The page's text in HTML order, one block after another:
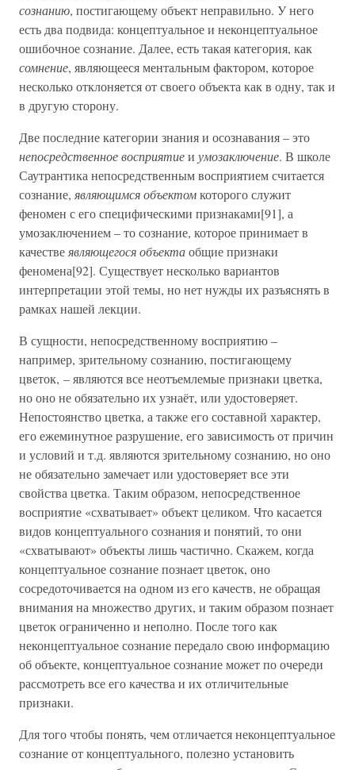
сознанию, постигающему объект неправильно. У него
есть два подвида: концептуальное и неконцептуальное
ошибочное сознание. Далее, есть такая категория, как
сомнение, являющееся ментальным фактором, которое
несколько отклоняется от своего объекта как в одну, так и
в другую сторону.
Две последние категории знания и осознавания – это
непосредственное восприятиеи умозаключение. В школе
Саутрантика непосредственным восприятием считается
сознание, являющимся объектомкоторого служит
феномен с его специфическими признаками[91], а
умозаключением – то сознание, которое принимает в
качествеявляющегося объектаобщие признаки
феномена[92]. Существует несколько вариантов
интерпретации этой темы, но нет нужды их разъяснять в
рамках нашей лекции.
В сущности, непосредственному восприятию –
например, зрительному сознанию, постигающему
цветок, – являются все неотъемлемые признаки цветка,
но оно не обязательно их узнаёт, или удостоверяет.
Непостоянство цветка, а также его составной характер,
его ежеминутное разрушение, его зависимость от причин
и условий и т.д. являются зрительному сознанию, но оно
не обязательно замечает или удостоверяет все эти
свойства цветка. Таким образом, непосредственное
восприятие «схватывает» объект целиком. Что касается
видов концептуального сознания и понятий, то они
«схватывают» объекты лишь частично. Скажем, когда
концептуальное сознание познает цветок, оно
сосредоточивается на одном из его качеств, не обращая
внимания на множество других, и таким образом познает
цветок ограниченно и неполно. После того как
неконцептуальное сознание передало свою информацию
об объекте, концептуальное сознание может по очереди
рассмотреть все его качества и их отличительные
признаки.
Для того чтобы понять, чем отличается неконцептуальное
сознание от концептуального, полезно установить